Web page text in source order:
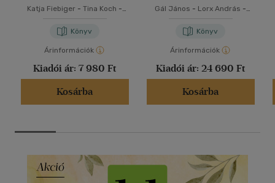
Katja Fiebiger - Tina Koch -
Könyv
Árinformációk
Kiadói ár: 7 980 Ft
Kosárba
Gál János - Lorx András -
Könyv
Árinformációk
Kiadói ár: 24 690 Ft
Kosárba